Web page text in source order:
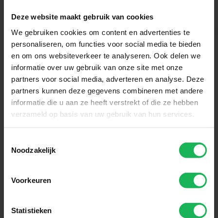
Deze website maakt gebruik van cookies
We gebruiken cookies om content en advertenties te
personaliseren, om functies voor social media te bieden
en om ons websiteverkeer te analyseren. Ook delen we
informatie over uw gebruik van onze site met onze
partners voor social media, adverteren en analyse. Deze
partners kunnen deze gegevens combineren met andere
informatie die u aan ze heeft verstrekt of die ze hebben
verzameld op basis van uw gebruik van hun services.
Noodzakelijk
Voorkeuren
Statistieken
Betrouwbaar
Onze innovatieve technologie
zorgt ervoor dat jij altijd verbonden
blijft. Of je nu reist met je camper,
caravan of boot. Met Travel Vision
verbinding en zorgeloos comfort.